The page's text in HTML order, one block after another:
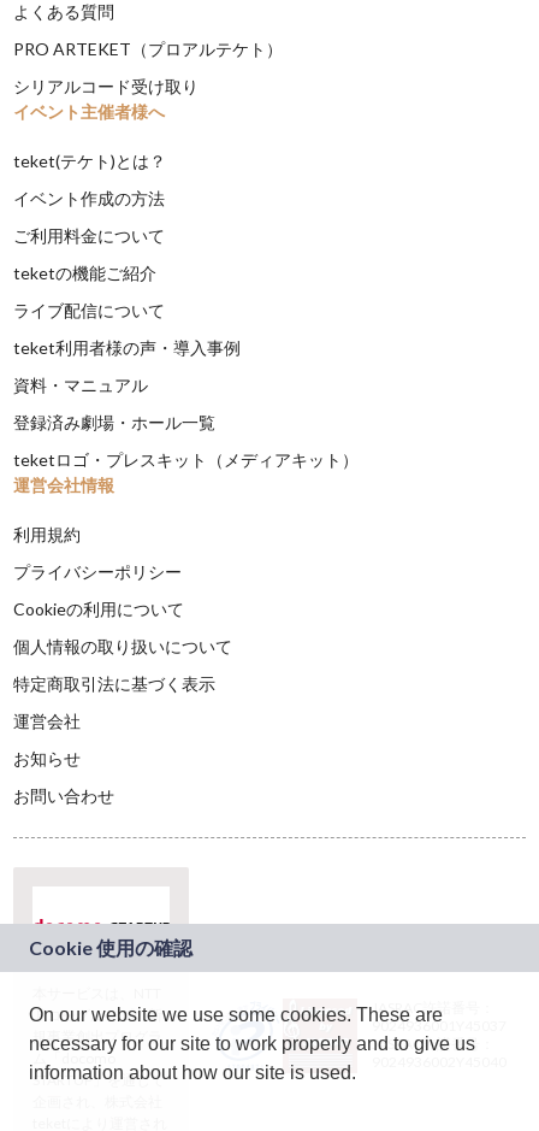
よくある質問
PRO ARTEKET（プロアルテケト）
シリアルコード受け取り
イベント主催者様へ
teket(テケト)とは？
イベント作成の方法
ご利用料金について
teketの機能ご紹介
ライブ配信について
teket利用者様の声・導入事例
資料・マニュアル
登録済み劇場・ホール一覧
teketロゴ・プレスキット（メディアキット）
運営会社情報
利用規約
プライバシーポリシー
Cookieの利用について
個人情報の取り扱いについて
特定商取引法に基づく表示
運営会社
お知らせ
お問い合わせ
ドコモグループの新
規事業創出プログラ
ム「docomo
STARTUP」を通じて
JASRAC許諾番号：
9024936001Y45037
JASRAC許諾番号：
On our website we use some cookies. These are
necessary for our site to work properly and to give us
information about how our site is used.